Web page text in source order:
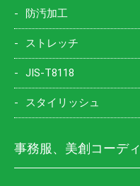
防汚加工
ストレッチ
JIS-T8118
スタイリッシュ
事務服、美創コーディ